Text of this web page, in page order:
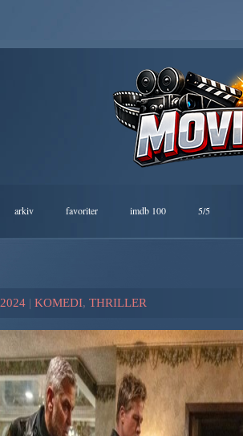
arkiv favoriter imdb 100 5/5
2024 | KOMEDI, THRILLER